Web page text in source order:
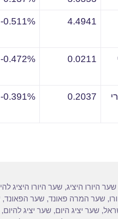
4.4941
0.511%-
0.0211
0.472%-
0.2037
0.391%-
שער היורו היציג, שער היורו היציג
, שער המרה פאונד, שער הפאונד,
, שער יציג היום, שער יציג להיום,